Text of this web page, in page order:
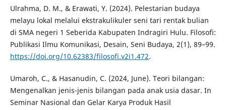
Ulrahma, D. M., & Erawati, Y. (2024). Pelestarian budaya
melayu lokal melalui ekstrakulikuler seni tari rentak bulian
di SMA negeri 1 Seberida Kabupaten Indragiri Hulu. Filosofi:
Publikasi Ilmu Komunikasi, Desain, Seni Budaya, 2(1), 89–99.
https://doi.org/10.62383/filosofi.v2i1.472.
Umaroh, C., & Hasanudin, C. (2024, June). Teori bilangan:
Mengenalkan jenis-jenis bilangan pada anak usia dasar. In
Seminar Nasional dan Gelar Karya Produk Hasil